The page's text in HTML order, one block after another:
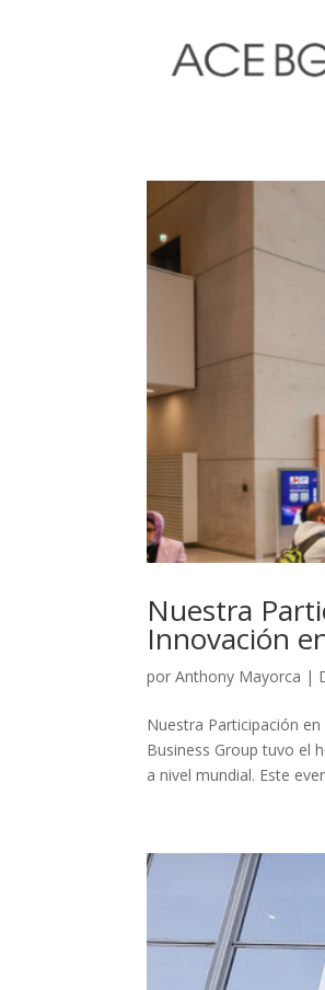
Nuestra
Innovación
porAnthony Mayorca |
Nuestra Participación
Business Group tuvo el
a nivel mundial. Este